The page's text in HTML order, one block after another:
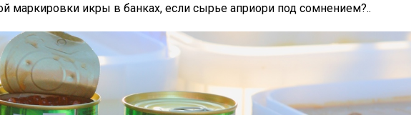
маркировки икры в банках, если сырье априори под сомнением?..